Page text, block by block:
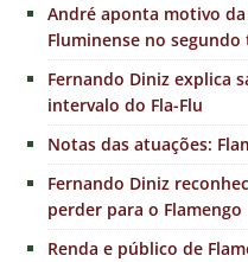
André aponta motivo
Fluminense no segundo
Fernando Diniz explica
intervalo do Fla-Flu
Notas das atuações:
Fernando Diniz
perder para o Flamengo
Renda e público de